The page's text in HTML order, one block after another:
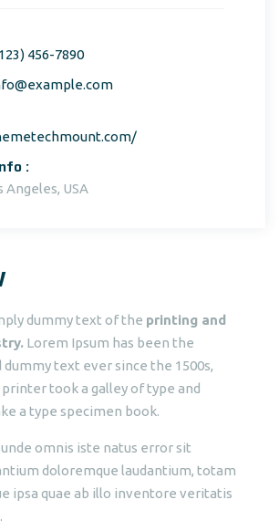
456-7890
:
Angeles, USA
dummy text of the printing and
Lorem Ipsum has been the
dummy text ever since the 1500s,
took a galley of type and
a type specimen book.
omnis iste natus error sit
doloremque laudantium, totam
ipsa quae ab illo inventore veritatis